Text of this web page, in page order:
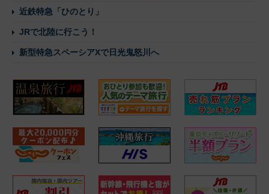
近鉄特急「ひのとり」
JRで北陸に行こう！
新型特急スペーシアXで日光鬼怒川へ